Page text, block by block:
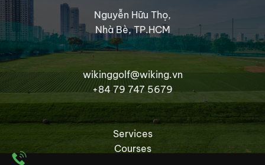
Nguyễn Hữu Thọ,
Nhà Bè, TP.HCM
wikinggolf@wiking.vn
+84 79 747 5679
Services
Courses